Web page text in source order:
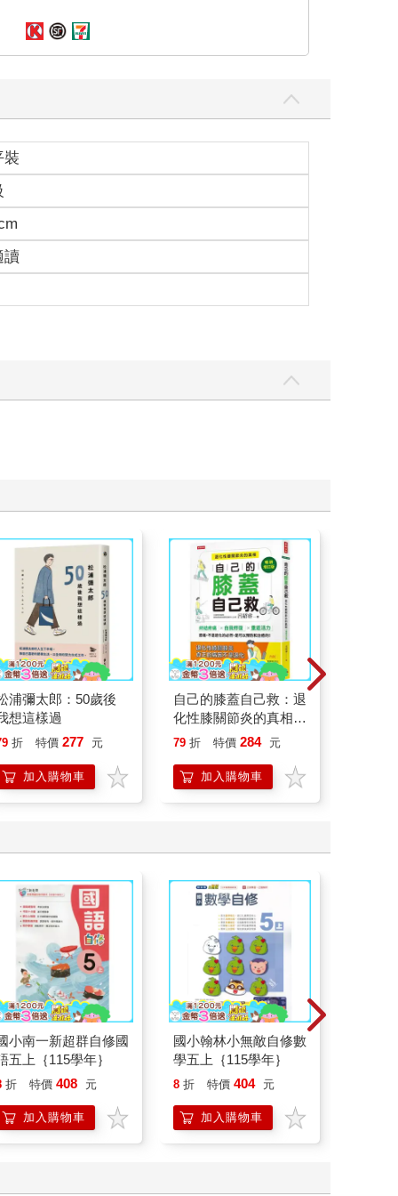
裝
讀
浦彌太郎：50歲後
想這樣過
折 特價 277 元
加入購物車
自己的膝蓋自己救：退
化性膝關節炎的真相
【暢銷增訂版】
79 折 特價 284 元
加入購物車
小南一新超群自修國
五上｛115學年｝
折 特價 408 元
加入購物車
國小翰林小無敵自修數
學五上｛115學年｝
8 折 特價 404 元
加入購物車